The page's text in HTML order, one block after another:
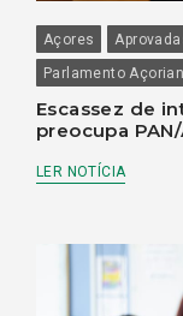
Açores
Parlamento
Escassez de
preocupa
LER NOTÍCIA